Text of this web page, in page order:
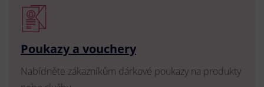
Poukazy a vouchery
Nabídněte zákazníkům dárkové poukazy na produkty